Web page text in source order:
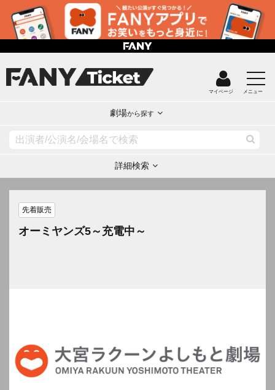
マイページ メニュー
劇場から探す
詳細検索
先着販売
オーミヤンズ5～充電中～